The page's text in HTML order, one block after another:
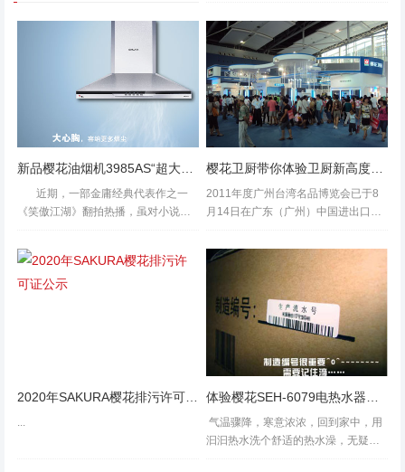
新品樱花油烟机3985AS“超大深吸”引领趋势
近期，一部金庸经典代表作之一
《笑傲江湖》翻拍热播，虽对小说迷
“英雄”、“美人&...
樱花卫厨带你体验卫厨新高度—2011年广东（广州）台湾名品博览会顺利闭幕
2011年度广州台湾名品博览会已于8
月14日在广东（广州）中国进出口商
是继广东东莞、天津、南京、沈阳等
地之后的第9次台湾名品展会。据了
解，此次应邀高调参展的樱花樱花，
历...
气温骤降，寒意浓浓，回到家中，用
汩汩热水洗个舒适的热水澡，无疑是